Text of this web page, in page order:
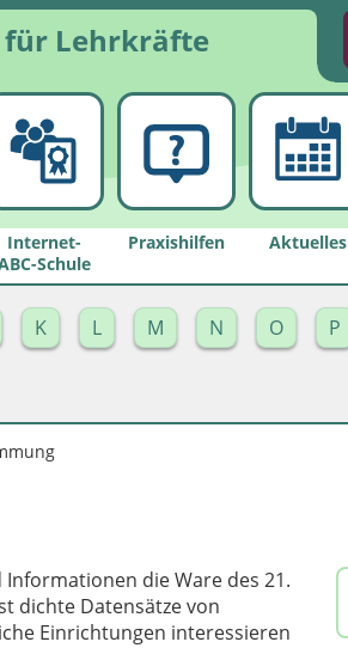
für Lehrkräfte
Internet-
Schule
Praxishilfen Aktuelles
K L M N O P
Informationen die Ware des 21.
dichte Datensätze von
Einrichtungen interessieren